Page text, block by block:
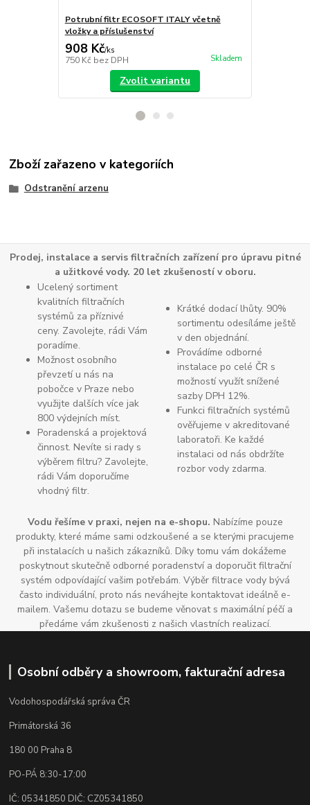
Potrubní filtr ECOSOFT ITALY včetně
vložky a příslušenství
908 Kč/ks
750 Kč bez DPH Skladem
Zvolit variantu
Zboží zařazeno v kategoriích
Odstranění arzenu
Prodej, instalace a servis filtračních zařízení pro úpravu pitné
a užitkové vody. 20 let zkušeností v oboru.
Ucelený sortiment
kvalitních filtračních
systémů za příznivé
ceny. Zavolejte, rádi Vám
poradíme.
Možnost osobního
převzetí u nás na
pobočce v Praze nebo
využijte dalších více jak
800 výdejních míst.
Poradenská a projektová
činnost. Nevíte si rady s
výběrem filtru? Zavolejte,
rádi Vám doporučíme
vhodný filtr.
Krátké dodací lhůty. 90%
sortimentu odesíláme ještě
v den objednání.
Provádíme odborné
instalace po celé ČR s
možností využít snížené
sazby DPH 12%.
Funkci filtračních systémů
ověřujeme v akreditované
laboratoři. Ke každé
instalaci od nás obdržíte
rozbor vody zdarma.
Vodu řešíme v praxi, nejen na e-shopu. Nabízíme pouze
produkty, které máme sami odzkoušené a se kterými pracujeme
při instalacích u našich zákazníků. Díky tomu vám dokážeme
poskytnout skutečně odborné poradenství a doporučit filtrační
systém odpovídající vašim potřebám. Výběr filtrace vody bývá
často individuální, proto nás neváhejte kontaktovat ideálně e-
mailem. Vašemu dotazu se budeme věnovat s maximální péčí a
předáme vám zkušenosti z našich vlastních realizací.
Osobní odběry a showroom, fakturační adresa
Vodohospodářská správa ČR
Primátorská 36
180 00 Praha 8
PO-PÁ 8:30-17:00
IČ: 05341850 DIČ: CZ05341850